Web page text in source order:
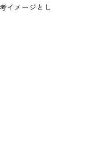
イメージとし